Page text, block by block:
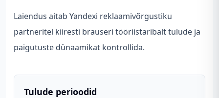
Laiendus aitab Yandexi reklaamivõrgustiku
partneritel kiiresti brauseri tööriistaribalt tulude ja
paigutuste dünaamikat kontrollida.
Tulude perioodid